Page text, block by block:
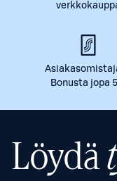
Bonusta jopa 5
Löydä